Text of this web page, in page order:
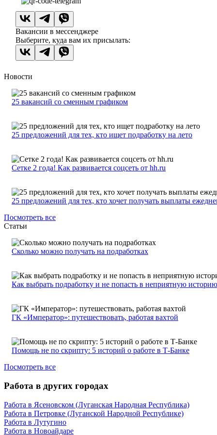
Вакансии в мессенджере
Выберите, куда вам их присылать:
Новости
25 вакансий со сменным графиком
25 предложений для тех, кто ищет подработку на лето
Сетке 2 года! Как развивается соцсеть от hh.ru
25 предложений для тех, кто хочет получать выплаты
Посмотреть все
Статьи
Сколько можно получать на подработках
Как выбрать подработку и не попасть в неприятную историю
ГК «Император»: путешествовать, работая вахтой
Помощь не по скрипту: 5 историй о работе в Т-Банке
Посмотреть все
Работа в других городах
Работа в Ясеновском (Луганская Народная Республика)
Работа в Петровке (Луганской Народной Республике)
Работа в Лутугино
Работа в Новоайдаре